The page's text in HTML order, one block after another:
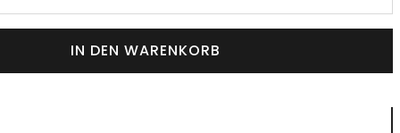
IN DEN WARENKORB